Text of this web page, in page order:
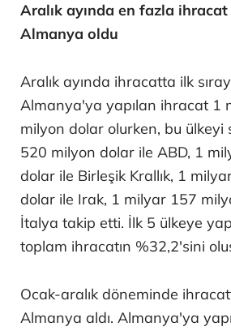
Aralık ayında en fazla
Almanya oldu
Aralık ayında ihracatta ilk
Almanya'ya yapılan ihracat 1
milyon dolar olurken, bu ülkeyi
520 milyon dolar ile ABD, 1
dolar ile Birleşik Krallık, 1
dolar ile Irak, 1 milyar 157
İtalya takip etti. İlk 5 ülkeye
toplam ihracatın %32,2'sini
Ocak-aralık döneminde
Almanya aldı. Almanya'ya